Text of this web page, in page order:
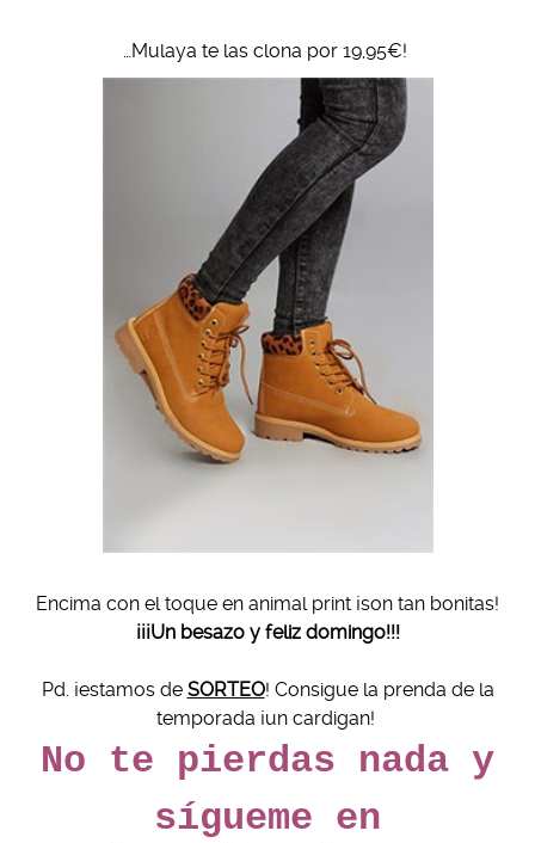
…Mulaya te las clona por 19,95€!
Encima con el toque en animal print ¡son tan bonitas!
¡¡¡Un besazo y feliz domingo!!!
Pd. ¡estamos de SORTEO! Consigue la prenda de la
temporada ¡un cardigan!
No te pierdas nada y
sígueme en